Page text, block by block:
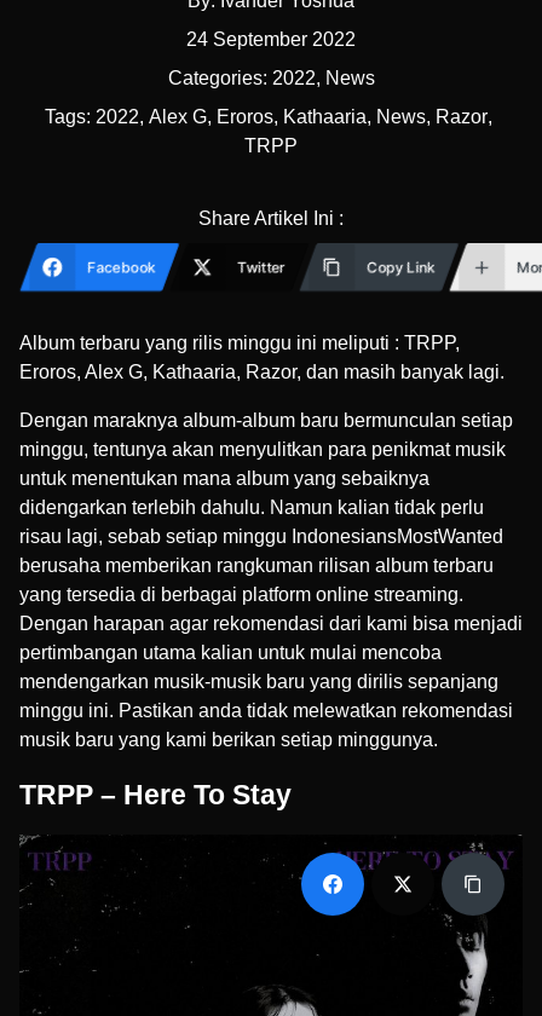
24 September 2022
Categories: 2022, News
Tags: 2022, Alex G, Eroros, Kathaaria, News, Razor,
TRPP
Share Artikel Ini :
Facebook Twitter Copy Link
Album terbaru yang rilis minggu ini meliputi : TRPP,
Eroros, Alex G, Kathaaria, Razor, dan masih banyak lagi.
Dengan maraknya album-album baru bermunculan setiap
minggu, tentunya akan menyulitkan para penikmat musik
untuk menentukan mana album yang sebaiknya
didengarkan terlebih dahulu. Namun kalian tidak perlu
risau lagi, sebab setiap minggu IndonesiansMostWanted
berusaha memberikan rangkuman rilisan album terbaru
yang tersedia di berbagai platform online streaming.
Dengan harapan agar rekomendasi dari kami bisa menjadi
pertimbangan utama kalian untuk mulai mencoba
mendengarkan musik-musik baru yang dirilis sepanjang
minggu ini. Pastikan anda tidak melewatkan rekomendasi
musik baru yang kami berikan setiap minggunya.
TRPP – Here To Stay